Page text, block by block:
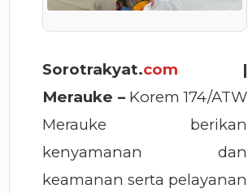
Sorotrakyat.com |
Merauke –Korem 174/ATW
Merauke berikan
kenyamanan dan
keamanan serta pelayanan